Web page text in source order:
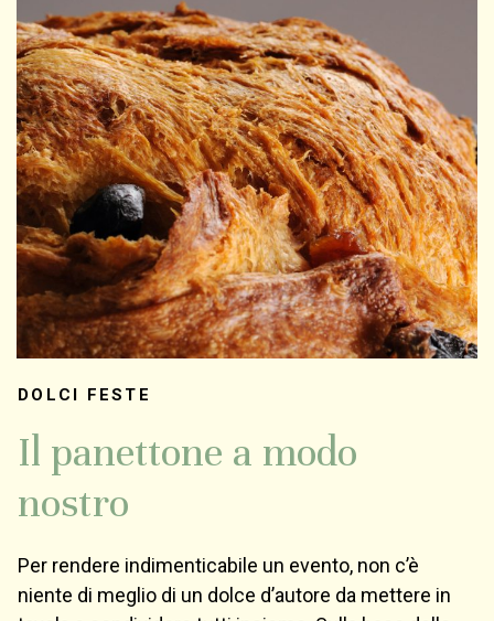
DOLCI FESTE
Il panettone a modo
nostro
Per rendere indimenticabile un evento, non c’è
niente di meglio di un dolce d’autore da mettere in